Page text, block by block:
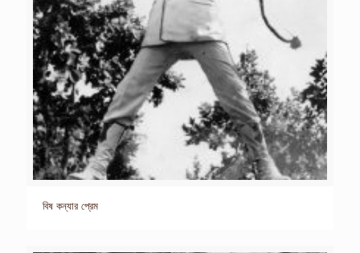
বিষ কন্যার প্রেম